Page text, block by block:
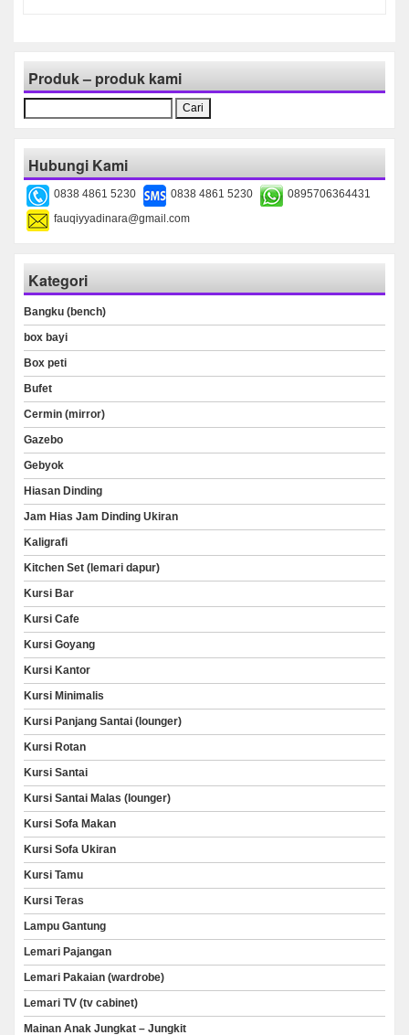
Produk – produk kami
Cari
untuk:
Hubungi Kami
0838 4861 5230 0838 4861 5230
0895706364431
fauqiyyadinara@gmail.com
Kategori
Bangku (bench)
box bayi
Box peti
Bufet
Cermin (mirror)
Gazebo
Gebyok
Hiasan Dinding
Jam Hias Jam Dinding Ukiran
Kaligrafi
Kitchen Set (lemari dapur)
Kursi Bar
Kursi Cafe
Kursi Goyang
Kursi Kantor
Kursi Minimalis
Kursi Panjang Santai (lounger)
Kursi Rotan
Kursi Santai
Kursi Santai Malas (lounger)
Kursi Sofa Makan
Kursi Sofa Ukiran
Kursi Tamu
Kursi Teras
Lampu Gantung
Lemari Pajangan
Lemari Pakaian (wardrobe)
Lemari TV (tv cabinet)
Mainan Anak Jungkat – Jungkit